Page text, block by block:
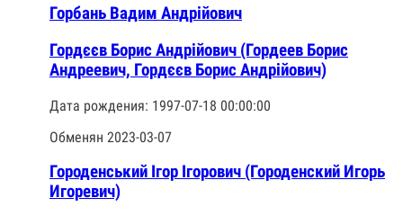
Горбань Вадим Андрійович
Гордєєв Борис Андрiйович (Гордеев Борис
Андреевич, Гордєєв Борис Андрійович)
Дата рождения: 1997-07-18 00:00:00
Обменян 2023-03-07
Городенський Ігор Ігорович (Городенский Игорь
Игоревич)